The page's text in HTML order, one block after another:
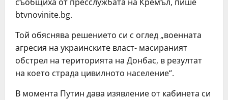
btvnovinite.bg.
Той обяснява решението си с оглед „военната
агресия на украинските власт- масираният
обстрел на територията на Донбас, в резултат
на което страда цивилното население“.
В момента Путин дава изявление от кабинета си